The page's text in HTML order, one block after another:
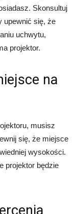
Skonsultuj
upewnić się, że
uchwytu,
projektor.
na
musisz
się, że miejsce
wysokości.
projektor będzie